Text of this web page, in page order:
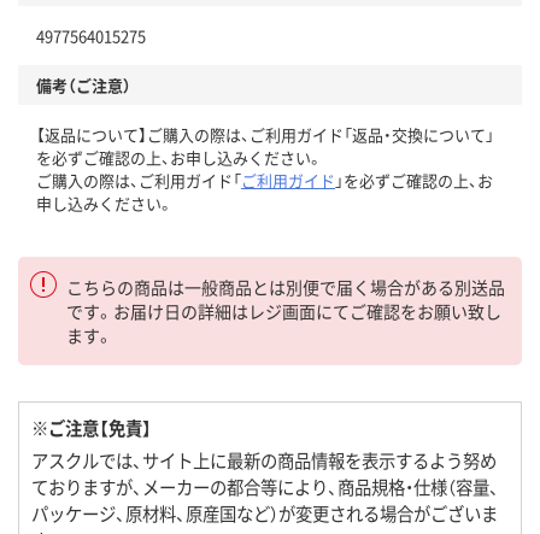
4977564015275
備考（ご注意）
【返品について】ご購入の際は、ご利用ガイド「返品・交換について」
を必ずご確認の上、お申し込みください。
ご購入の際は、ご利用ガイド「ご利用ガイド 」を必ずご確認の上、お
申し込みください。
こちらの商品は一般商品とは別便で届く場合がある別送品
です。お届け日の詳細はレジ画面にてご確認をお願い致し
ます。
※ご注意【免責】
アスクルでは、サイト上に最新の商品情報を表示するよう努め
ておりますが、メーカーの都合等により、商品規格・仕様（容量、
パッケージ、原材料、原産国など）が変更される場合がございま